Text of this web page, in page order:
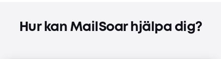
Hur kan MailSoar hjälpa dig?